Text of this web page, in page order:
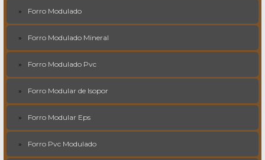
Forro Modulado
Forro Modulado Mineral
Forro Modulado Pvc
Forro Modular de Isopor
Forro Modular Eps
Forro Pvc Modulado